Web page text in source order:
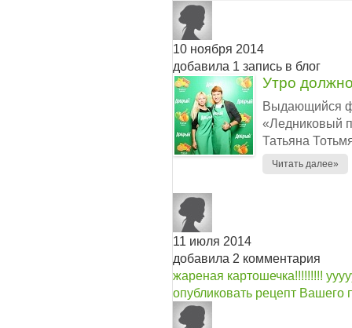
10 ноября 2014
добавила 1 запись в блог
Утро
Выдающийся
«Ледниковый
Татьяна
Читать далее»
11 июля 2014
добавила 2 комментария
жареная картошечка!!!!!!!!!
опубликовать рецепт Вашего